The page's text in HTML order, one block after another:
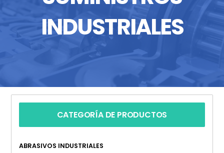
INDUSTRIALES
CATEGORÍA DE PRODUCTOS
ABRASIVOS INDUSTRIALES